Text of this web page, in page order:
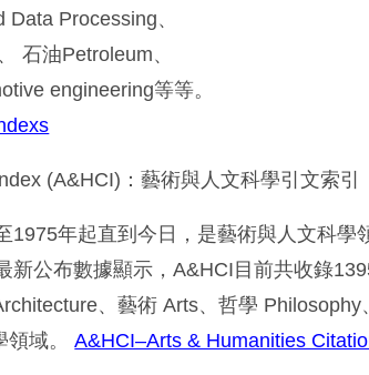
Processing、
石油Petroleum、
engineering等等。
(A&HCI)：藝術與人文科學引文索引
1975年起直到今日，是藝術與人文科學
新公布數據顯示，A&HCI目前共收錄
、藝術 Arts、哲學 Philosophy
領域。A&HCI–Arts & Humanities